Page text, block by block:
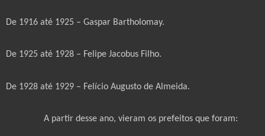
De 1916 até 1925 – Gaspar Bartholomay.
De 1925 até 1928 – Felipe Jacobus Filho.
De 1928 até 1929 – Felício Augusto de Almeida.
A partir desse ano, vieram os prefeitos que foram: